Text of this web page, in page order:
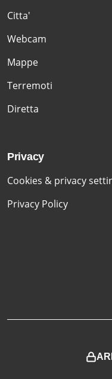
Citta'
Webcam
Mappe
Terremoti
Diretta
Privacy
Cookies & privacy
Privacy Policy